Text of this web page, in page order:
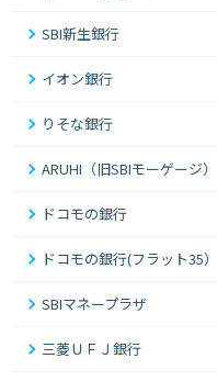
SBI新生銀行
イオン銀行
りそな銀行
ARUHI（旧SBIモーゲージ）
ドコモの銀行
ドコモの銀行(フラット35）
SBIマネープラザ
三菱ＵＦＪ銀行